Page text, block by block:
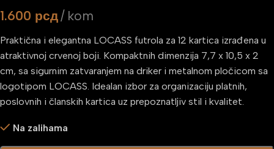
1.600 рсд kom
Praktična i elegantna LOCASS futrola za 12 kartica izrađena u
atraktivnoj crvenoj boji. Kompaktnih dimenzija 7,7 x 10,5 x 2
cm, sa sigurnim zatvaranjem na driker i metalnom pločicom sa
logotipom LOCASS. Idealan izbor za organizaciju platnih,
poslovnih i članskih kartica uz prepoznatljiv stil i kvalitet.
Na zalihama